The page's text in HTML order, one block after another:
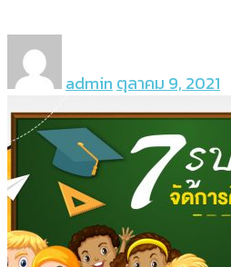
admin ตุลาคม 9, 2021